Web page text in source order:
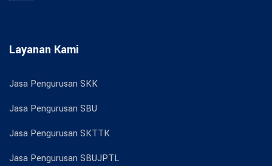
Layanan Kami
Jasa Pengurusan SKK
Jasa Pengurusan SBU
Jasa Pengurusan SKTTK
Jasa Pengurusan SBUJPTL